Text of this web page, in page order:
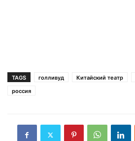
TAGS голливуд Китайский театр
россия